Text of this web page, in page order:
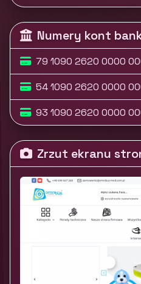
Numery kont
79 1090 2620 0000
54 1090 2620 0000
93 1090 2620 0000
Zrzut ekranu